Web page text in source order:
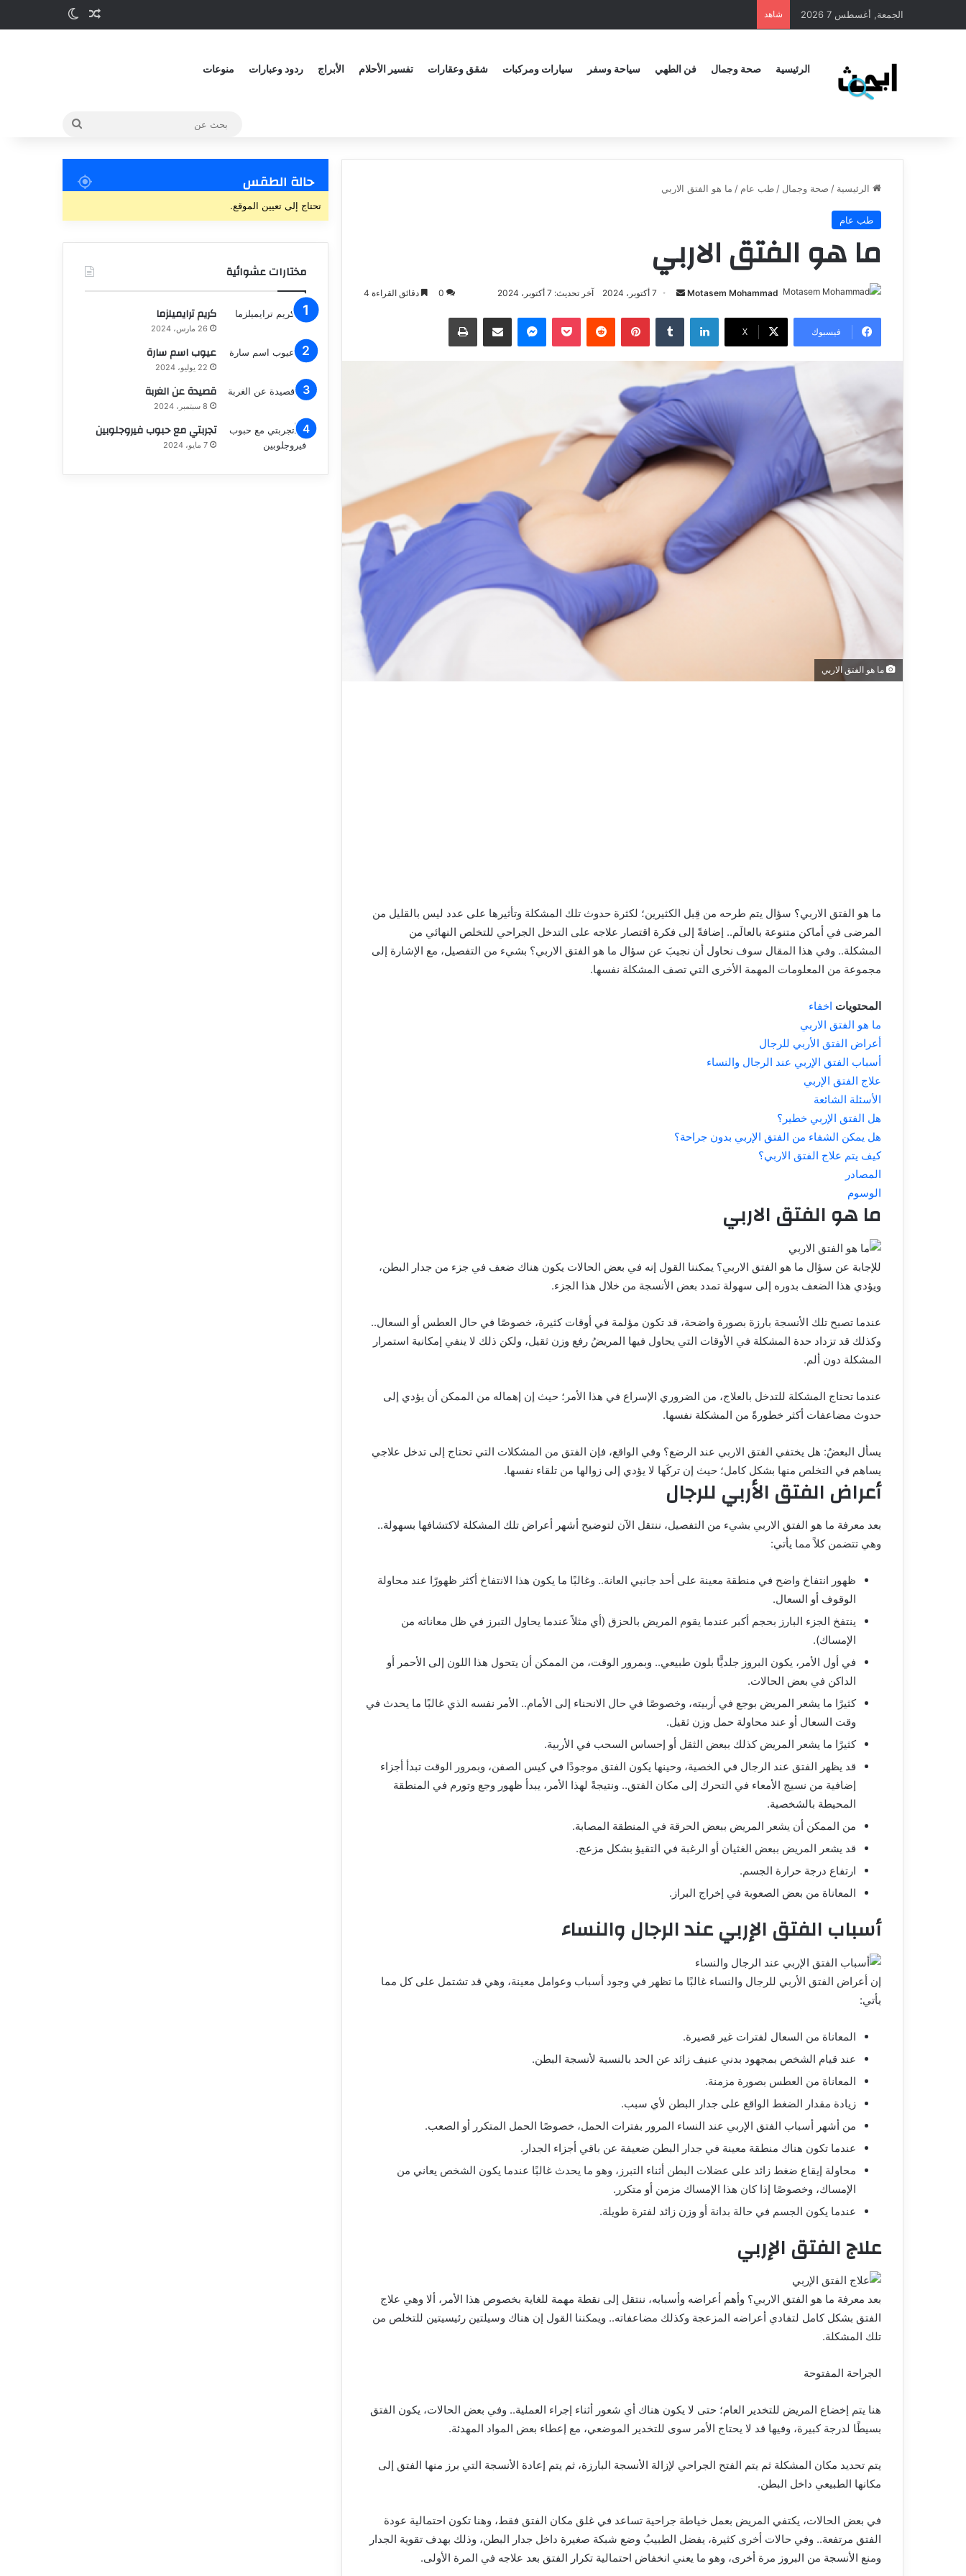
الجمعة, أغسطس 7 2026 شاهد مقالة عشوائية
الرئيسية صحة وجمال فن الطهي سياحة وسفر سيارات ومركبات شقق وعقارات تفسير الأحلام الأبراج ردود وعبارات منوعات
الرئيسية / صحة وجمال / طب عام / ما هو الفتق الاربي
طب عام
ما هو الفتق الاربي
Motasem Mohammad
س
ل
ب
ي
د
ا
إ
ل
و
ن
ي
7 أكتوبر، 2024 آخر تحديث: 7 أكتوبر، 2024 0 دقائق القراءة 4
فيسبوك X
لينكدإن بينتيريست بوكيت مشاركة عبر البريد الاكتروني
ما هو الفتق الاربي
ما هو الفتق الاربي؟ سؤال يتم طرحه من قِبل الكثيرين؛ لكثرة حدوث تلك المشكلة وتأثيرها على عدد ليس بالقليل من
المرضى في أماكن متنوعة بالعالَم.. إضافةً إلى فكرة اقتصار علاجه على التدخل الجراحي للتخلص النهائي من
المشكلة.. وفي هذا المقال سوف نحاول أن نجيبَ عن سؤال ما هو الفتق الاربي؟ بشيء من التفصيل، مع الإشارة إلى
مجموعة من المعلومات المهمة الأخرى التي تصف المشكلة نفسها.
المحتويات اخفاء
ما هو الفتق الاربي
أعراض الفتق الأربي للرجال
أسباب الفتق الإربي عند الرجال والنساء
علاج الفتق الإربي
الأسئلة الشائعة
هل الفتق الإربي خطير؟
هل يمكن الشفاء من الفتق الإربي بدون جراحة؟
كيف يتم علاج الفتق الاربي؟
المصادر
الوسوم
ما هو الفتق الاربي
للإجابة عن سؤال ما هو الفتق الاربي؟ يمكننا القول إنه في بعض الحالات يكون هناك ضعف في جزء من جدار البطن،
ويؤدي هذا الضعف بدوره إلى سهولة تمدد بعض الأنسجة من خلال هذا الجزء.
عندما تصبح تلك الأنسجة بارزة بصورة واضحة، قد تكون مؤلمة في أوقات كثيرة، خصوصًا في حال العطس أو السعال..
وكذلك قد تزداد حدة المشكلة في الأوقات التي يحاول فيها المريضُ رفع وزن ثقيل، ولكن ذلك لا ينفي إمكانية استمرار
المشكلة دون ألم.
عندما تحتاج المشكلة للتدخل بالعلاج، من الضروري الإسراع في هذا الأمر؛ حيث إن إهماله من الممكن أن يؤدي إلى
حدوث مضاعفات أكثر خطورةً من المشكلة نفسها.
يسأل البعضُ: هل يختفي الفتق الاربي عند الرضع؟ وفي الواقع، فإن الفتق من المشكلات التي تحتاج إلى تدخل علاجي
يساهم في التخلص منها بشكل كامل؛ حيث إن تركَها لا يؤدي إلى زوالها من تلقاء نفسها.
أعراض الفتق الأربي للرجال
بعد معرفة ما هو الفتق الاربي بشيء من التفصيل، ننتقل الآن لتوضيح أشهر أعراض تلك المشكلة لاكتشافها بسهولة..
وهي تتضمن كلاً مما يأتي:
ظهور انتفاخ واضح في منطقة معينة على أحد جانبي العانة.. وغالبًا ما يكون هذا الانتفاخ أكثر ظهورًا عند محاولة
الوقوف أو السعال.
ينتفخ الجزء البارز بحجم أكبر عندما يقوم المريض بالحزق (أي مثلاً عندما يحاول التبرز في ظل معاناته من
الإمساك).
في أول الأمر، يكون البروز جلديًّا بلون طبيعي.. وبمرور الوقت، من الممكن أن يتحول هذا اللون إلى الأحمر أو
الداكن في بعض الحالات.
كثيرًا ما يشعر المريض بوجع في أربيته، وخصوصًا في حال الانحناء إلى الأمام.. الأمر نفسه الذي غالبًا ما يحدث في
وقت السعال أو عند محاولة حمل وزن ثقيل.
كثيرًا ما يشعر المريض كذلك ببعض الثقل أو إحساس السحب في الأربية.
قد يظهر الفتق عند الرجال في الخصية، وحينها يكون الفتق موجودًا في كيس الصفن، وبمرور الوقت تبدأ أجزاء
إضافية من نسيج الأمعاء في التحرك إلى مكان الفتق.. ونتيجةً لهذا الأمر، يبدأ ظهور وجع وتورم في المنطقة
المحيطة بالشخصية.
من الممكن أن يشعر المريض ببعض الحرقة في المنطقة المصابة.
قد يشعر المريض ببعض الغثيان أو الرغبة في التقيؤ بشكل مزعج.
ارتفاع درجة حرارة الجسم.
المعاناة من بعض الصعوبة في إخراج البراز.
أسباب الفتق الإربي عند الرجال والنساء
إن أعراض الفتق الأربي للرجال والنساء غالبًا ما تظهر في وجود أسباب وعوامل معينة، وهي قد تشتمل على كل مما
يأتي:
المعاناة من السعال لفترات غير قصيرة.
عند قيام الشخص بمجهود بدني عنيف زائد عن الحد بالنسبة لأنسجة البطن.
المعاناة من العطس بصورة مزمنة.
زيادة مقدار الضغط الواقع على جدار البطن لأي سبب.
من أشهر أسباب الفتق الإربي عند النساء المرور بفترات الحمل، خصوصًا الحمل المتكرر أو الصعب.
عندما تكون هناك منطقة معينة في جدار البطن ضعيفة عن باقي أجزاء الجدار.
محاولة إيقاع ضغط زائد على عضلات البطن أثناء التبرز، وهو ما يحدث غالبًا عندما يكون الشخص يعاني من
الإمساك، وخصوصًا إذا كان هذا الإمساك مزمن أو متكرر.
عندما يكون الجسم في حالة بدانة أو وزن زائد لفترة طويلة.
علاج الفتق الإربي
بعد معرفة ما هو الفتق الاربي؟ وأهم أعراضه وأسبابه، ننتقل إلى نقطة مهمة للغاية بخصوص هذا الأمر، ألا وهي علاج
الفتق بشكل كامل لتفادي أعراضه المزعجة وكذلك مضاعفاته.. ويمكننا القول إن هناك وسيلتين رئيسيتين للتخلص من
تلك المشكلة.
الجراحة المفتوحة
هنا يتم إخضاع المريض للتخدير العام؛ حتى لا يكون هناك أي شعور أثناء إجراء العملية.. وفي بعض الحالات، يكون الفتق
بسيطًا لدرجة كبيرة، وفيها قد لا يحتاج الأمر سوى للتخدير الموضعي، مع إعطاء بعض المواد المهدئة.
يتم تحديد مكان المشكلة ثم يتم الفتح الجراحي لإزالة الأنسجة البارزة، ثم يتم إعادة الأنسجة التي برز منها الفتق إلى
مكانها الطبيعي داخل البطن.
في بعض الحالات، يكتفي المريض بعمل خياطة جراحية تساعد في غلق مكان الفتق فقط، وهنا تكون احتمالية عودة
الفتق مرتفعة.. وفي حالات أخرى كثيرة، يفضل الطبيبُ وضع شبكة صغيرة داخل جدار البطن، وذلك بهدف تقوية الجدار
ومنع الأنسجة من البروز مرة أخرى، وهو ما يعني انخفاض احتمالية تكرار الفتق بعد علاجه في المرة الأولى.
حالة الطقس
تحتاج إلى تعيين الموقع.
مختارات عشوائية
كريم ترايميلزما
26 مارس، 2024
عيوب اسم سارة
22 يوليو، 2024
قصيدة عن الغربة
8 سبتمبر، 2024
تجربتي مع حبوب فيروجلوبين
7 مايو، 2024